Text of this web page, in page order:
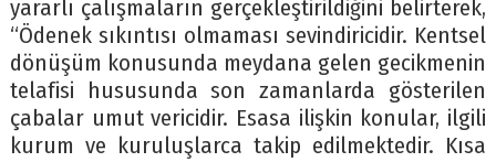
yararlı çalışmaların gerçekleştirildiğini belirterek,
“Ödenek sıkıntısı olmaması sevindiricidir. Kentsel
dönüşüm konusunda meydana gelen gecikmenin
telafisi hususunda son zamanlarda gösterilen
çabalar umut vericidir. Esasa ilişkin konular, ilgili
kurum ve kuruluşlarca takip edilmektedir. Kısa